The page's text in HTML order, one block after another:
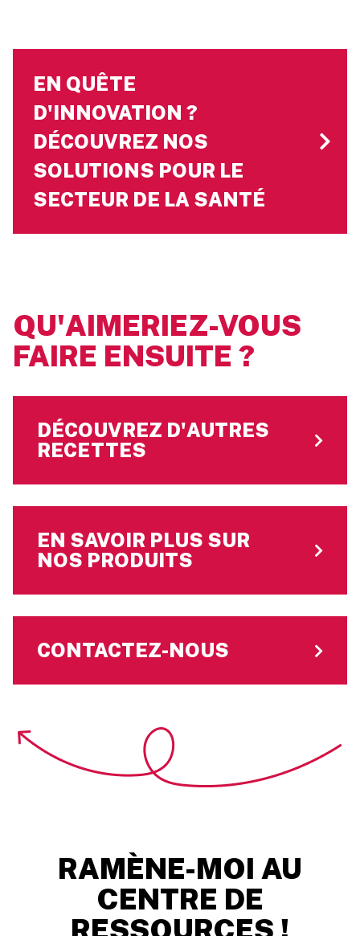
EN QUÊTE
D'INNOVATION ?
DÉCOUVREZ NOS
SOLUTIONS POUR LE
SECTEUR DE LA SANTÉ
QU'AIMERIEZ-VOUS
FAIRE ENSUITE ?
DÉCOUVREZ D'AUTRES
RECETTES
EN SAVOIR PLUS SUR
NOS PRODUITS
CONTACTEZ-NOUS
RAMÈNE-MOI AU
CENTRE DE